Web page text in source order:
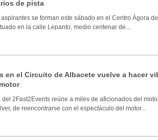
de pista
se forman este sábado en el Centro Ágora
en la calle Lepanto, medio centenar de...
en el Circuito de Albacete vuelve a hacer
del 2Fast2Events reúne a miles de aficionados del
de reencontrarse con el espectáculo del motor...